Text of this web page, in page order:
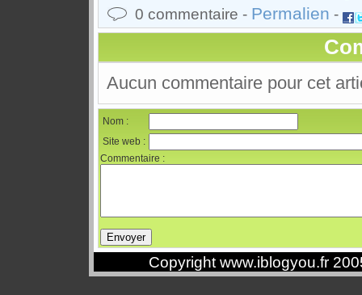
0 commentaire - Permalien -
Aucun commentaire pour cet
Nom :
Site web :
Commentaire :
Copyright www.iblogyou.fr